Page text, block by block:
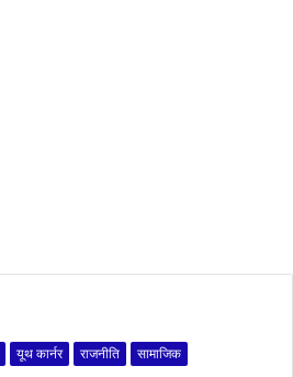
यूथ कार्नर राजनीति सामाजिक